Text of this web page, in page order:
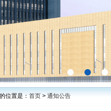
位置是： 首页 > 通知公告